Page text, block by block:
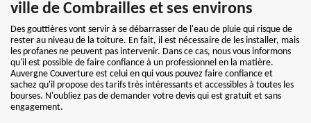
ville de Combrailles et ses environs
Des gouttières vont servir à se débarrasser de l'eau de pluie qui risque de
rester au niveau de la toiture. En fait, il est nécessaire de les installer, mais
les profanes ne peuvent pas intervenir. Dans ce cas, nous vous informons
qu'il est possible de faire confiance à un professionnel en la matière.
Auvergne Couverture est celui en qui vous pouvez faire confiance et
sachez qu'il propose des tarifs très intéressants et accessibles à toutes les
bourses. N'oubliez pas de demander votre devis qui est gratuit et sans
engagement.